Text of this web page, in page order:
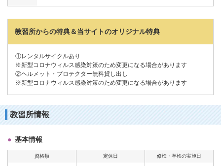
教習所からの特典＆当サイトのオリジナル特典
①レンタルサイクルあり
※新型コロナウィルス感染対策のため変更になる場合があります
②ヘルメット・プロテクター無料貸し出し
※新型コロナウィルス感染対策のため変更になる場合があります
教習所情報
基本情報
資格類 定休日 修検・卒検の実施日